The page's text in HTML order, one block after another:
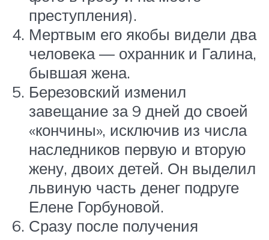
преступления).
Мертвым его якобы видели два
человека — охранник и Галина,
бывшая жена.
Березовский изменил
завещание за 9 дней до своей
«кончины», исключив из числа
наследников первую и вторую
жену, двоих детей. Он выделил
львиную часть денег подруге
Елене Горбуновой.
Сразу после получения